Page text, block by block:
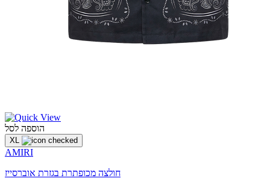
הוספה לסל
XL
AMIRI
חולצה מכופתרת בגזרת אוברסייז